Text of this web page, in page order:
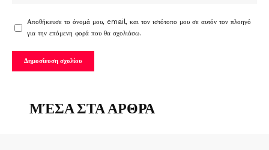
Αποθήκευσε το όνομά μου, email, και τον ιστότοπο μου σε αυτόν τον πλοηγό
για την επόμενη φορά που θα σχολιάσω.
ΜΈΣΑ ΣΤΑ ΑΡΘΡΑ